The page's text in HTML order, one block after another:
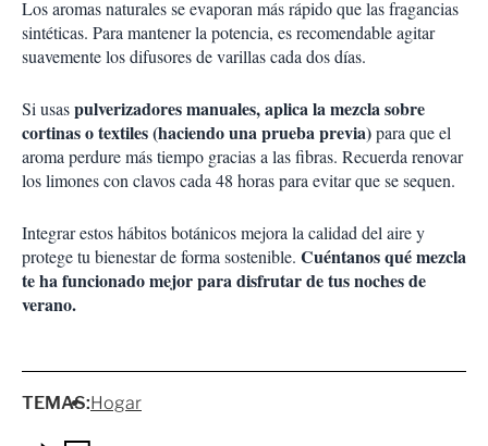
Los aromas naturales se evaporan más rápido que las fragancias
sintéticas. Para mantener la potencia, es recomendable agitar
suavemente los difusores de varillas cada dos días.
Si usaspulverizadores manuales, aplica la mezcla sobre
cortinas o textiles (haciendo una prueba previa)para que el
aroma perdure más tiempo gracias a las fibras. Recuerda renovar
los limones con clavos cada 48 horas para evitar que se sequen.
Integrar estos hábitos botánicos mejora la calidad del aire y
protege tu bienestar de forma sostenible. Cuéntanos qué mezcla
te ha funcionado mejor para disfrutar de tus noches de
verano.
TEMAS:Hogar